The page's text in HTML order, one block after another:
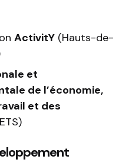
ActivitY (Hauts-de-
et
de l’économie,
et des